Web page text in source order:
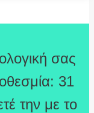
σας
31
την με το